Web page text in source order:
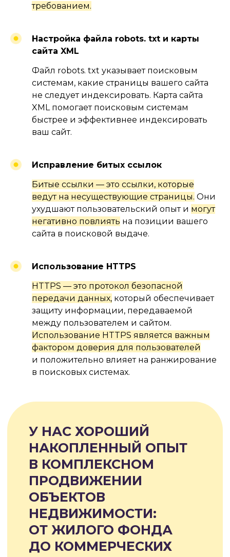
требованием.
Настройка файла robots. txt и карты
сайта XML
Файл robots. txt указывает поисковым
системам, какие страницы вашего сайта
не следует индексировать. Карта сайта
XML помогает поисковым системам
быстрее и эффективнее индексировать
ваш сайт.
Исправление битых ссылок
Битые ссылки — это ссылки, которые
ведут на несуществующие страницы. Они
ухудшают пользовательский опыт и могут
негативно повлиять на позиции вашего
сайта в поисковой выдаче.
Использование HTTPS
HTTPS — это протокол безопасной
передачи данных, который обеспечивает
защиту информации, передаваемой
между пользователем и сайтом.
Использование HTTPS является важным
фактором доверия для пользователей
и положительно влияет на ранжирование
в поисковых системах.
КЕЙСЫ
ПО ПРОДВИЖЕНИЮ
ТАК И ОТДЕЛЬНО
ИХ САЙТОВ
Оставьте заявку
и мы расскажем вам о том, как
сможем помочь с вашим
бизнесом
ВИДЕО-МАРКЕТИНГ